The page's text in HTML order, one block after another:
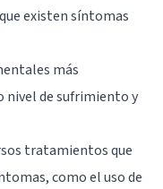
existen síntomas
más
nivel de sufrimiento y
tratamientos que
como el uso de